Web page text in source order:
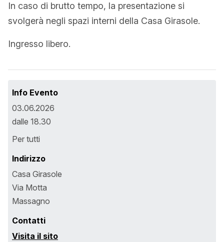
In caso di brutto tempo, la presentazione si
svolgerà negli spazi interni della Casa Girasole.
Ingresso libero.
Info Evento
03.06.2026
dalle 18.30
Per tutti
Indirizzo
Casa Girasole
Via Motta
Massagno
Contatti
Visita il sito